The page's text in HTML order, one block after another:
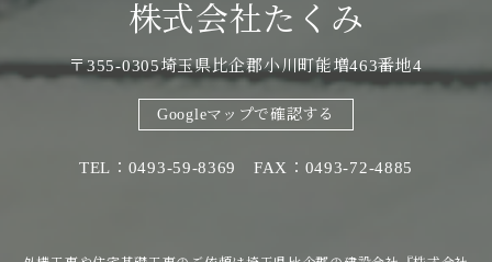
株式会社たくみ
〒355-0305埼玉県比企郡小川町能増463番地4
Googleマップで確認する
TEL：0493-59-8369 FAX：0493-72-4885